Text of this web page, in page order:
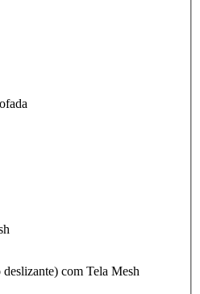
deslizante) com Tela Mesh